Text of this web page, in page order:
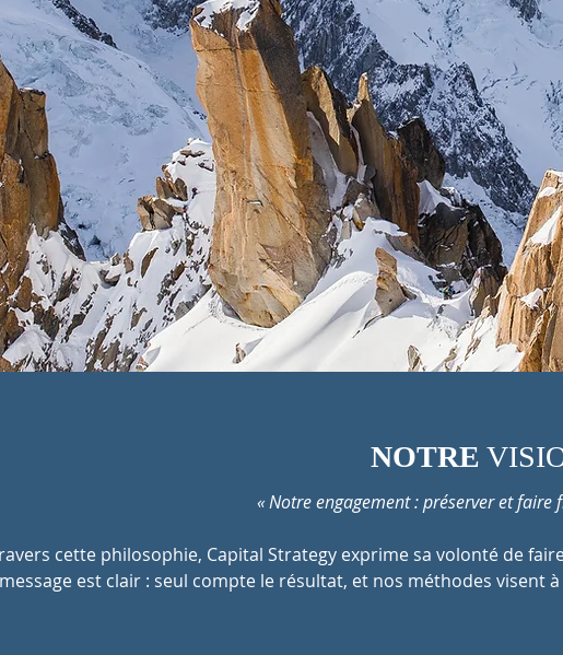
NOTRE
« Notre engagement : préserver et faire
cette philosophie, Capital Strategy exprime sa volonté de
est clair : seul compte le résultat, et nos méthodes